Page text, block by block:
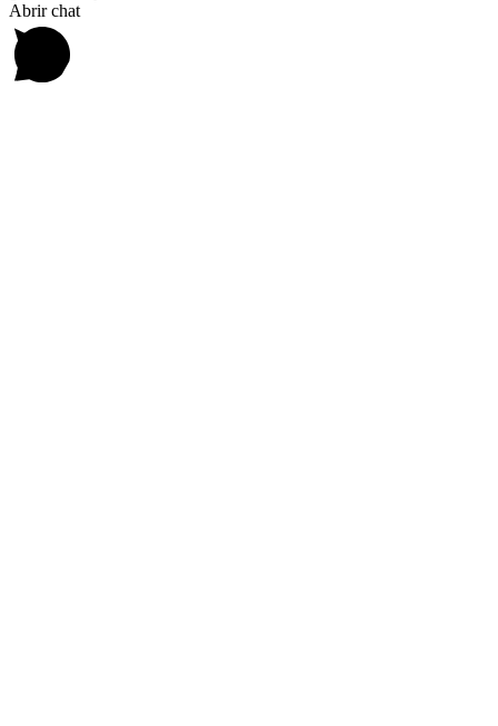
Abrir chat